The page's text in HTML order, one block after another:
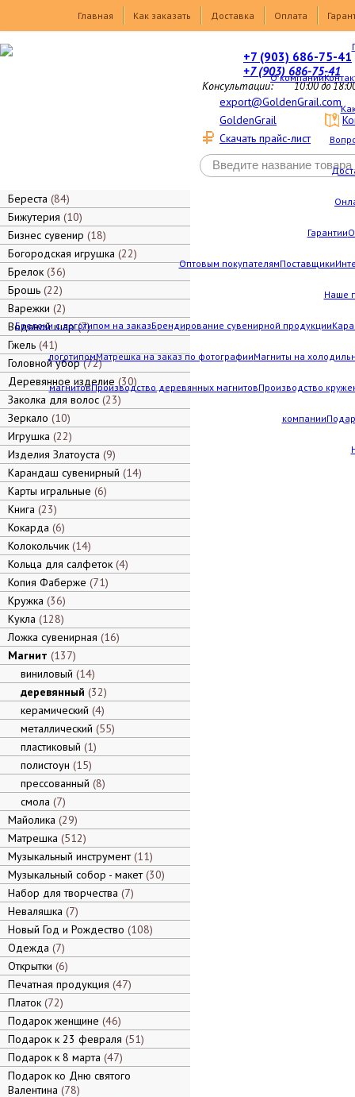
Главная
Как заказать Доставка Оплата
О компании
Гарантии
Оптовым покупателямПоставщики
Наше
Брелоки с логотипом на заказБрендирование сувенирной продукции
логотипомМатрешка на заказ по фотографииМагниты на
магнитовПроизводство деревянных магнитовПроизводство
компании
+7 (903) 686-75-41
+7 (903) 686-75-41
Консультации: 10:00 до
export@GoldenGrail.com
GoldenGrail
Скачать прайс-лист
Береста 84
Бижутерия 10
Бизнес сувенир 18
Богородская игрушка 22
Брелок 36
Брошь 22
Варежки 2
Водяной шар 7
Гжель 41
Головной убор 72
Деревянное изделие 30
Заколка для волос 23
Зеркало 10
Игрушка 22
Изделия Златоуста 9
Карандаш сувенирный 14
Карты игральные 6
Книга 23
Кокарда 6
Колокольчик 14
Кольца для салфеток 4
Копия Фаберже 71
Кружка 36
Кукла 128
Ложка сувенирная 16
Магнит 137
виниловый 14
деревянный 32
керамический 4
металлический 55
пластиковый 1
полистоун 15
прессованный 8
смола 7
Майолика 29
Матрешка 512
Музыкальный инструмент 11
Музыкальный собор - макет 30
Набор для творчества 7
Неваляшка 7
Новый Год и Рождество 108
Одежда 7
Открытки 6
Печатная продукция 47
Платок 72
Подарок женщине 46
Подарок к 23 февраля 51
Подарок к 8 марта 47
Подарок ко Дню святого
Валентина 78